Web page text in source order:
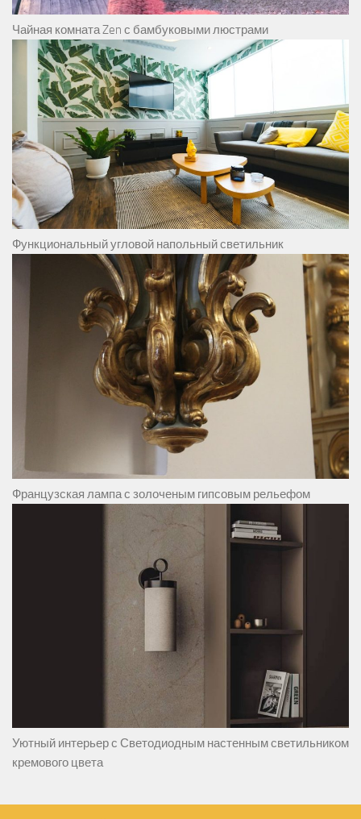
Чайная комната Zen с бамбуковыми люстрами
Функциональный угловой напольный светильник
Французская лампа с золоченым гипсовым рельефом
Уютный интерьер с Светодиодным настенным светильником
кремового цвета